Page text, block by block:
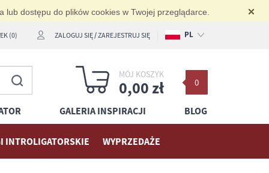
dostępu do plików cookies w Twojej przeglądarce.
(0) ZALOGUJ SIĘ/ZAREJESTRUJ SIĘ PL
DE
GALERIA INSPIRACJI BLOG
0
MÓJ KOSZYK
0,00 zł
INTROLIGATORSKIE WYPRZEDAŻE